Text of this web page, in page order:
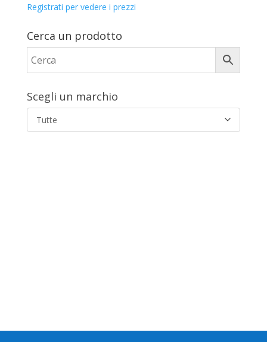
Registrati per vedere i prezzi
Cerca un prodotto
Scegli un marchio
Tutte